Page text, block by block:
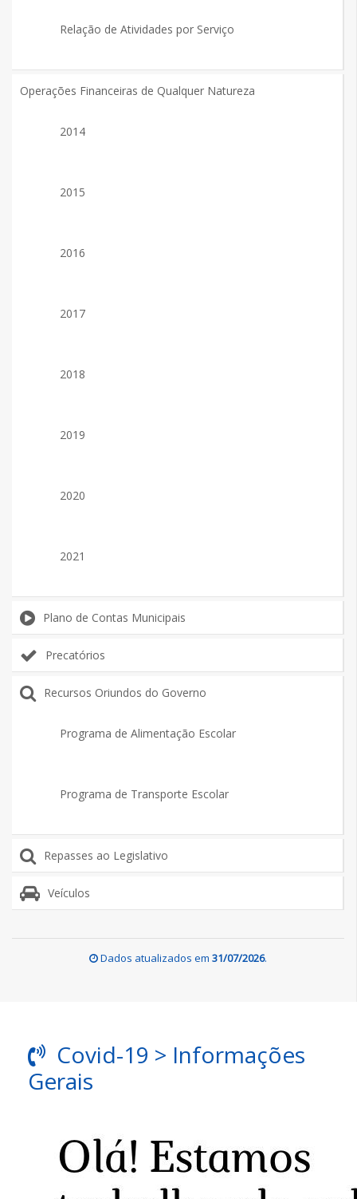
Relação de Atividades por Serviço
Operações Financeiras de Qualquer Natureza
2014
2015
2016
2017
2018
2019
2020
2021
Plano de Contas Municipais
Precatórios
Recursos Oriundos do Governo
Programa de Alimentação Escolar
Programa de Transporte Escolar
Repasses ao Legislativo
Veículos
Dados atualizados em 31/07/2026.
Covid-19 > Informações
Gerais